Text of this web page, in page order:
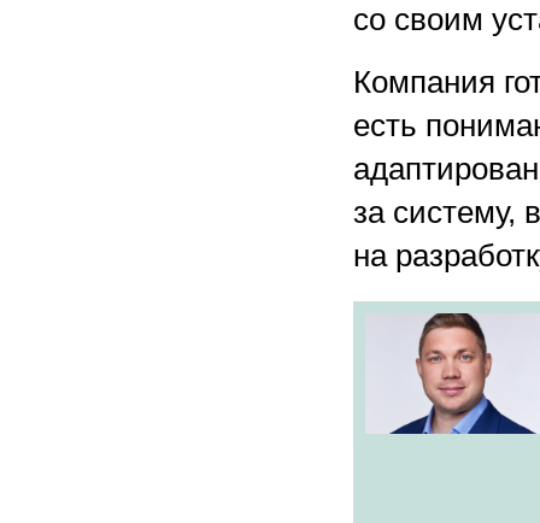
со своим
Компания
есть
за систему,
на